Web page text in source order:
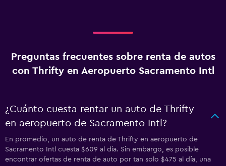
Preguntas frecuentes sobre renta de autos
con Thrifty en Aeropuerto Sacramento Intl
¿Cuánto cuesta rentar un auto de Thrifty
en aeropuerto de Sacramento Intl?
En promedio, un auto de renta de Thrifty en aeropuerto de
Sacramento Intl cuesta $609 al día. Sin embargo, es posible
encontrar ofertas de renta de auto por tan solo $475 al día, una